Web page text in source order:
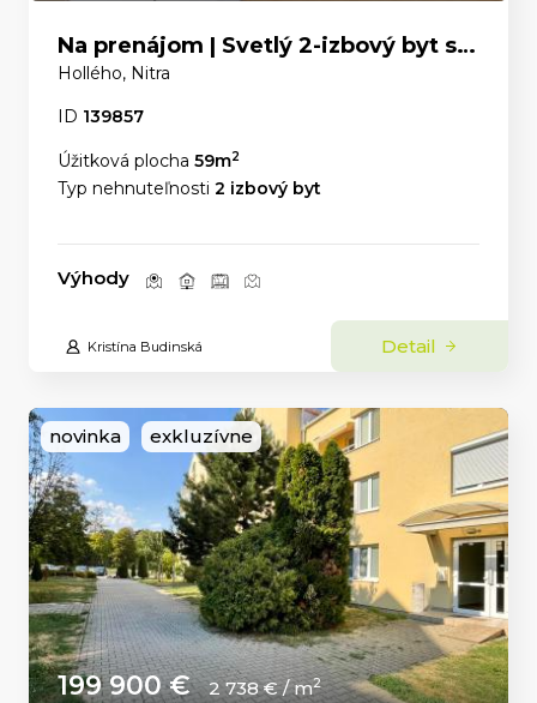
Na prenájom | Svetlý 2-izbový byt s panoramatickým výhľadom v centre Nitry
Hollého, Nitra
ID 139857
Úžitková plocha 59m2
Typ nehnuteľnosti 2 izbový byt
Výhody
Kristína Budinská Detail
novinka exkluzívne
199 900 € 2 738 € / m2